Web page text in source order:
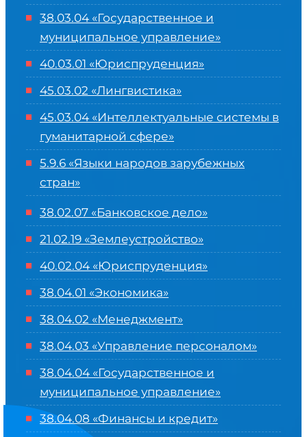
38.03.04 «Государственное и
муниципальное управление»
40.03.01 «Юриспруденция»
45.03.02 «Лингвистика»
45.03.04 «Интеллектуальные системы в
гуманитарной сфере»
5.9.6 «Языки народов зарубежных
стран»
38.02.07 «Банковское дело»
21.02.19 «Землеустройство»
40.02.04 «Юриспруденция»
38.04.01 «Экономика»
38.04.02 «Менеджмент»
38.04.03 «Управление персоналом»
38.04.04 «Государственное и
муниципальное управление»
38.04.08 «Финансы и кредит»